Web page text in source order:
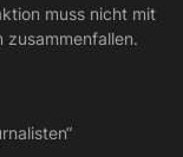
muss nicht mit
zusammenfallen.